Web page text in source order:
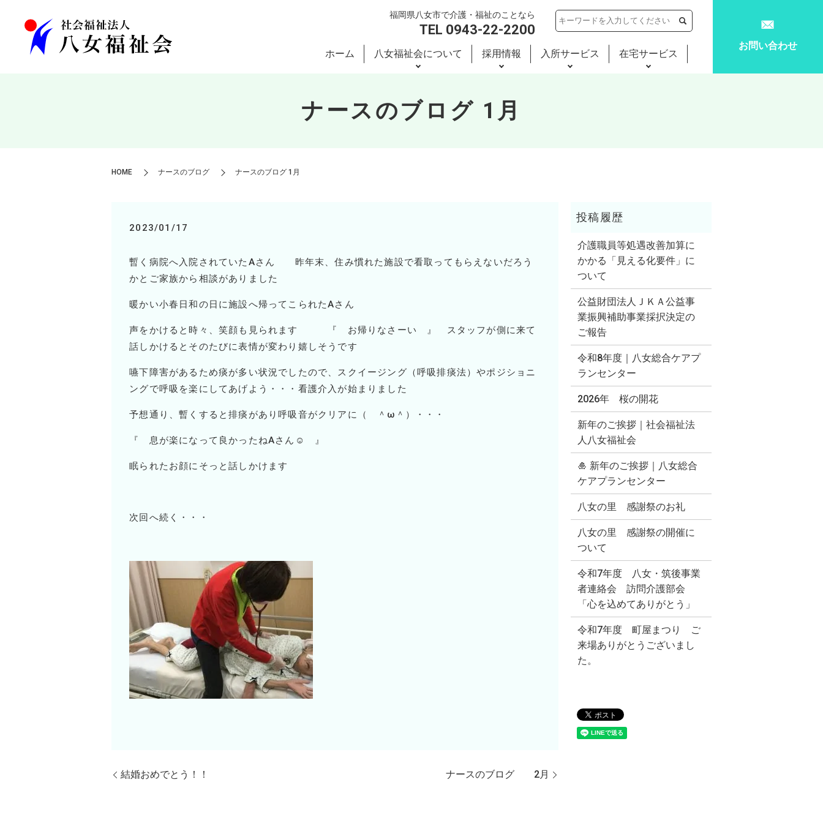
ホーム 八女福祉会について 採用情報 入所サービス 在宅サービス
福岡県八女市で介護・福祉のことなら
TEL 0943-22-2200
お問い合わせ
ナースのブログ 1月
HOME ナースのブログ ナースのブログ 1月
2023/01/17
暫く病院へ入院されていた Aさん 昨年末、住み慣れた施設で看取ってもらえないだろう
かとご家族から相談がありました
暖かい小春日和の日に施設へ帰ってこられたAさん
声をかけると時々、笑顔も見られます 『 お帰りなさーい 』 スタッフが側に来て
話しかけるとそのたびに表情が変わり嬉しそうです
嚥下障害があるため痰が多い状況でしたので、スクイージング（呼吸排痰法）やポジショニ
ングで呼吸を楽にしてあげよう・・・看護介入が始まりました
予想通り、暫くすると排痰があり呼吸音がクリアに（ ＾ω＾）・・・
『 息が楽になって良かったねAさん☺ 』
眠られたお顔にそっと話しかけます
次回へ続く・・・
結婚おめでとう！！ ナースのブログ 2月
介護職員等処遇改善加算に
かかる「見える化要件」に
ついて
公益財団法人ＪＫＡ公益事
業振興補助事業採択決定の
ご報告
令和8年度｜八女総合ケアプ
ランセンター
2026年 桜の開花
新年のご挨拶｜社会福祉法
人八女福祉会
🎍 新年のご挨拶｜八女総合
ケアプランセンター
八女の里 感謝祭のお礼
八女の里 感謝祭の開催に
ついて
令和7年度 八女・筑後事業
者連絡会 訪問介護部会
「心を込めてありがとう」
令和7年度 町屋まつり ご
来場ありがとうございまし
た。